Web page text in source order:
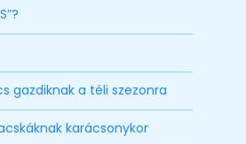
gazdiknak a téli szezonra
karácsonykor